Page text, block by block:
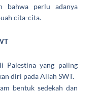
bahwa perlu adanya
cita-cita.
Palestina yang paling
diri pada Allah SWT.
bentuk sedekah dan